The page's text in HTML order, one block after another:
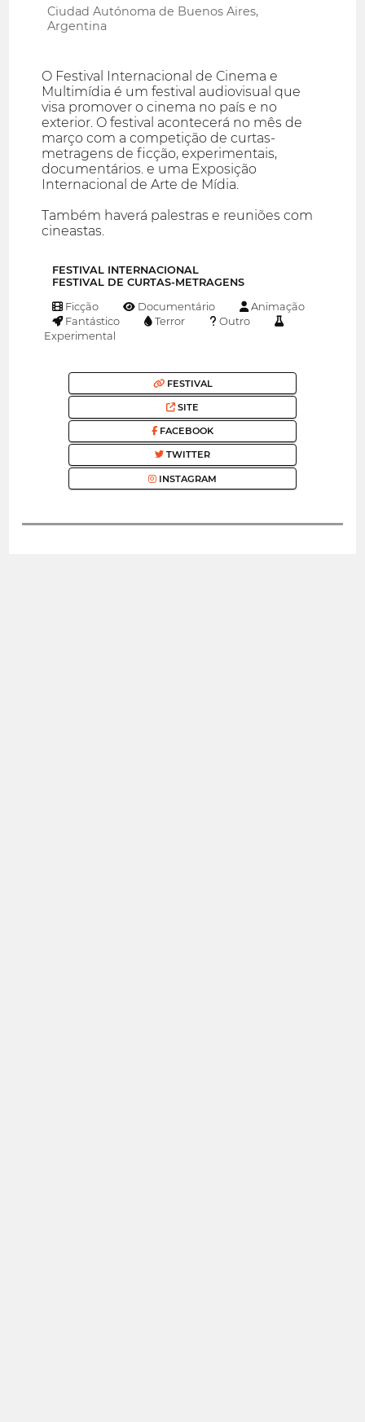
Ciudad Autónoma de Buenos Aires,
Argentina
O Festival Internacional de Cinema e
Multimídia é um festival audiovisual que
visa promover o cinema no país e no
exterior. O festival acontecerá no mês de
março com a competição de curtas-
metragens de ficção, experimentais,
documentários. e uma Exposição
Internacional de Arte de Mídia.
Também haverá palestras e reuniões com
cineastas.
FESTIVAL INTERNACIONAL
FESTIVAL DE CURTAS-METRAGENS
Ficção Documentário
Animação
Fantástico
Terror
Outro
Experimental
FESTIVAL
SITE
FACEBOOK
TWITTER
INSTAGRAM